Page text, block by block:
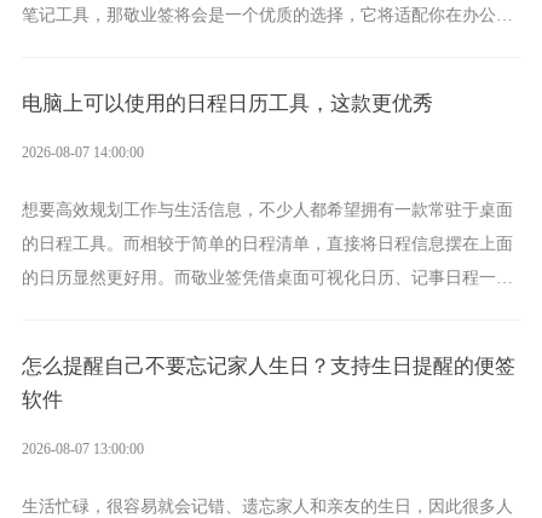
笔记工具，那敬业签将会是一个优质的选择，它将适配你在办公、
电脑上可以使用的日程日历工具，这款更优秀
2026-08-07 14:00:00
想要高效规划工作与生活信息，不少人都希望拥有一款常驻于桌面
的日程工具。而相较于简单的日程清单，直接将日程信息摆在上面
的日历显然更好用。而敬业签凭借桌面可视化日历、记事日程一体
怎么提醒自己不要忘记家人生日？支持生日提醒的便签
软件
2026-08-07 13:00:00
生活忙碌，很容易就会记错、遗忘家人和亲友的生日，因此很多人